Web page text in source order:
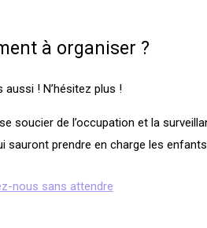
à organiser ?
aussi ! N’hésitez plus !
de l’occupation et la
sauront prendre en charge les
nous sans attendre